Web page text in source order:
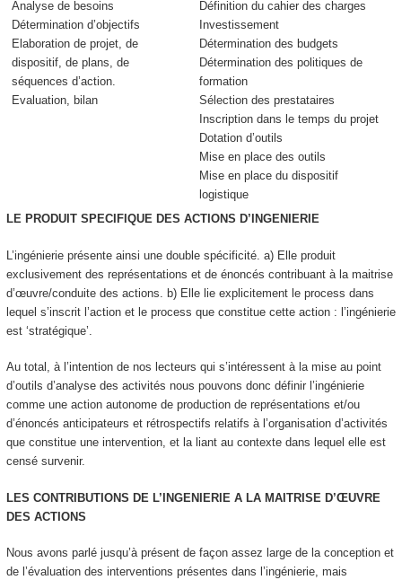
Analyse de besoins
Détermination d’objectifs
Elaboration de projet, de
dispositif, de plans, de
séquences d’action.
Evaluation, bilan
Définition du cahier des charges
Investissement
Détermination des budgets
Détermination des politiques de
formation
Sélection des prestataires
Inscription dans le temps du projet
Dotation d’outils
Mise en place des outils
Mise en place du dispositif
logistique
LE PRODUIT SPECIFIQUE DES ACTIONS D’INGENIERIE
L’ingénierie présente ainsi une double spécificité. a) Elle produit
exclusivement des représentations et de énoncés contribuant à la maitrise
d’œuvre/conduite des actions. b) Elle lie explicitement le process dans
lequel s’inscrit l’action et le process que constitue cette action : l’ingénierie
est ‘stratégique’.
Au total, à l’intention de nos lecteurs qui s’intéressent à la mise au point
d’outils d’analyse des activités nous pouvons donc définir l ’ingénierie
comme une action autonome de production de représentations et/ou
d’énoncés anticipateurs et rétrospectifs relatifs à l’organisation d’activités
que constitue une intervention, et la liant au contexte dans lequel elle est
censé survenir.
LES CONTRIBUTIONS DE L’INGENIERIE A LA MAITRISE D’ŒUVRE
DES ACTIONS
Nous avons parlé jusqu’à présent de façon assez large de la conception et
de l’évaluation des interventions présentes dans l’ingénierie, mais